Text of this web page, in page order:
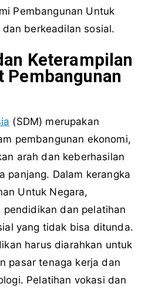
Pembangunan Untuk
berkeadilan sosial.
Keterampilan
Pembangunan
(SDM) merupakan
pembangunan ekonomi,
arah dan keberhasilan
panjang. Dalam kerangka
Untuk Negara,
dan pelatihan
yang tidak bisa ditunda.
harus diarahkan untuk
pasar tenaga kerja dan
Pelatihan vokasi dan